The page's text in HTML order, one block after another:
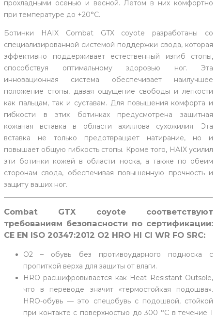
прохладными осенью и весной. Летом в них комфортно
при температуре до +20°С.
Ботинки HAIX Combat GTX coyote разработаны со
специализированной системой поддержки свода, которая
эффективно поддерживает естественный изгиб стопы,
способствуя оптимальному здоровью ног. Эта
инновационная система обеспечивает наилучшее
положение стопы, давая ощущение свободы и легкости
как пальцам, так и суставам. Для повышения комфорта и
гибкости в этих ботинках предусмотрена защитная
кожаная вставка в области ахиллова сухожилия. Эта
вставка не только предотвращает натирание, но и
повышает общую гибкость стопы. Кроме того, HAIX усилил
эти ботинки кожей в области носка, а также по обеим
сторонам свода, обеспечивая повышенную прочность и
защиту ваших ног.
Combat GTX coyote соответствуют
требованиям безопасности по сертификации:
CE EN ISO 20347:2012 O2 HRO HI CI WR FO SRC:
O2 – обувь без противоударного подноска с
пропиткой верха для защиты от влаги.
HRO расшифровывается как Heat Resistant Outsole,
что в переводе значит «термостойкая подошва».
HRO-обувь — это спецобувь с подошвой, стойкой
при контакте с поверхностью до 300 °С в течение 1